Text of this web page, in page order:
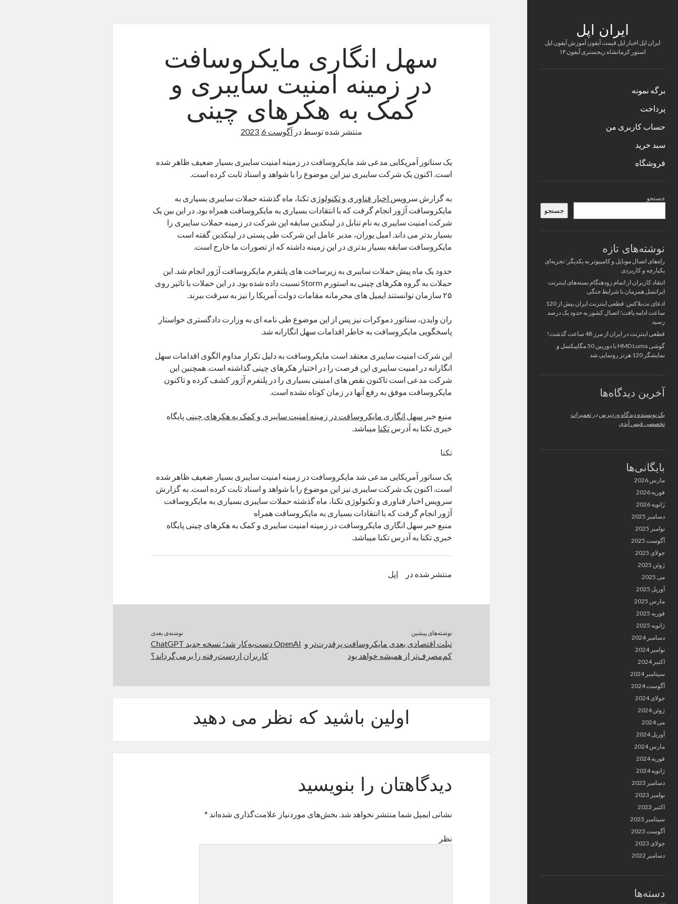
ایران اپل
ایران اپل اخبار اپل قیمت آیفون آموزش آیفون اپل
استور کرمانشاه ریجستری آیفون ۱۴
برگه نمونه
پرداخت
حساب کاربری من
سبد خرید
فروشگاه
کناری
جستجو
جستجو
نوشته‌های تازه
راه‌های اتصال موبایل و کامپیوتر به یکدیگر: تجربه‌ای
یکپارچه و کاربردی
انتقاد کاربران از اتمام زودهنگام بسته‌های اینترنت
ایرانسل همزمان با شرایط جنگی
ادعای نت‌بلاکس: قطعی اینترنت ایران بیش از 120
ساعت ادامه یافت؛ اتصال کشور به حدود یک درصد
رسید
قطعی اینترنت در ایران از مرز 48 ساعت گذشت!
گوشی HMD Luma با دوربین 50 مگاپیکسل و
نمایشگر 120 هرتز رونمایی شد
آخرین دیدگاه‌ها
یک نویسنده دیدگاه وردپرس در تعمیرات
تخصصی فیس آیدی
بایگانی‌ها
مارس 2026
فوریه 2026
ژانویه 2026
دسامبر 2025
نوامبر 2025
آگوست 2025
جولای 2025
ژوئن 2025
می 2025
آوریل 2025
مارس 2025
فوریه 2025
ژانویه 2025
دسامبر 2024
نوامبر 2024
اکتبر 2024
سپتامبر 2024
آگوست 2024
جولای 2024
ژوئن 2024
می 2024
آوریل 2024
مارس 2024
فوریه 2024
ژانویه 2024
دسامبر 2023
نوامبر 2023
اکتبر 2023
سپتامبر 2023
آگوست 2023
جولای 2023
دسامبر 2022
دسته‌ها
سهل انگاری مایکروسافت
در زمینه امنیت سایبری و
کمک به هکرهای چینی
منتشر شده توسطدرآگوست 6, 2023
یک سناتور آمریکایی مدعی شد مایکروسافت در زمینه امنیت سایبری بسیار ضعیف ظاهر شده
است. اکنون یک شرکت سایبری نیز این موضوع را با شواهد و اسناد ثابت کرده است.
به گزارش‌ سرویس اخبار فناوری و تکنولوژی تکنا، ماه گذشته حملات سایبری بسیاری به
مایکروسافت آژور انجام گرفت که با انتقادات بسیاری به مایکروسافت همراه بود. در این بین یک
شرکت امنیت سایبری به نام تنابل در لینکدین سابقه این شرکت در زمینه حملات سایبری را
بسیار بدتر می داند. امیل یوران، مدیر عامل این شرکت طی پستی در لینکدین گفته است
مایکروسافت سابقه بسیار بدتری در این زمینه داشته که از تصورات ما خارج است.
حدود یک ماه پیش حملات سایبری به زیرساخت های پلتفرم مایکروسافت آژور انجام شد. این
حملات به گروه هکرهای چینی به استورم Storm نسبت داده شده بود. در این حملات با تاثیر روی
۲۵ سازمان توانستند ایمیل های محرمانه مقامات دولت آمریکا را نیز به سرقت ببرند.
ران وایدن، سناتور دموکرات نیز پس از این موضوع طی نامه ای به وزارت دادگستری خواستار
پاسخگویی مایکروسافت به خاطر اقدامات سهل انگارانه شد.
این شرکت امنیت سایبری معتقد است مایکروسافت به دلیل تکرار مداوم الگوی اقدامات سهل
انگارانه در امنیت سایبری این فرصت را در اختیار هکرهای چینی گذاشته است. همچنین این
شرکت مدعی است تاکنون نقص های امنیتی بسیاری را در پلتفرم آژور کشف کرده و تاکنون
مایکروسافت موفق به رفع آنها در زمان کوتاه نشده است.
منبع خبر سهل انگاری مایکروسافت در زمینه امنیت سایبری و کمک به هکرهای چینی پایگاه
خبری تکنا به آدرستکنا میباشد.
تکنا
یک سناتور آمریکایی مدعی شد مایکروسافت در زمینه امنیت سایبری بسیار ضعیف ظاهر شده
است. اکنون یک شرکت سایبری نیز این موضوع را با شواهد و اسناد ثابت کرده است. به گزارش‌
سرویس اخبار فناوری و تکنولوژی تکنا، ماه گذشته حملات سایبری بسیاری به مایکروسافت
آژور انجام گرفت که با انتقادات بسیاری به مایکروسافت همراه
منبع خبر سهل انگاری مایکروسافت در زمینه امنیت سایبری و کمک به هکرهای چینی پایگاه
خبری تکنا به آدرس تکنا میباشد.
منتشر شده در اپل
نوشته‌های پیشین
تبلت اقتصادی بعدی مایکروسافت پرقدرت‌تر و
کم‌مصرف‌تر از همیشه خواهد بود
نوشته‌ی بعدی
OpenAI دست‌به‌کار شد؛ نسخه جدید ChatGPT
کاربران ازدست‌رفته را برمی‌گرداند؟
اولین باشید که نظر می دهید
دیدگاهتان را بنویسید
نشانی ایمیل شما منتشر نخواهد شد. بخش‌های موردنیاز علامت‌گذاری شده‌اند *
نظر